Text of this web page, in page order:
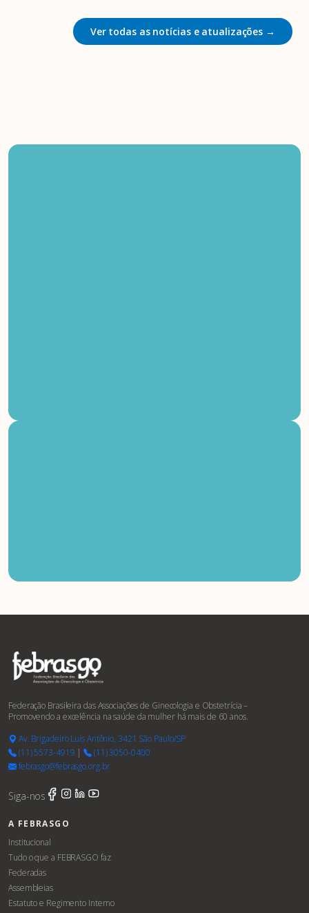
Ver todas as notícias e atualizações →
Federação Brasileira das Associações de Ginecologia e Obstetrícia –
Promovendo a excelência na saúde da mulher há mais de 60 anos.
Av. Brigadeiro Luís Antônio, 3421 São Paulo/SP
(11) 5573-4919 |
(11) 3050-0400
febrasgo@febrasgo.org.br
Siga-nos
A FEBRASGO
Institucional
Tudo o que a FEBRASGO faz
Federadas
Assembleias
Estatuto e Regimento Interno